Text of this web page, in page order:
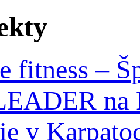
fitness –
na
v